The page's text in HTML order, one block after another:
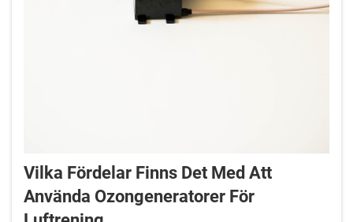
Vilka Fördelar Finns Det Med Att
Använda Ozongeneratorer För